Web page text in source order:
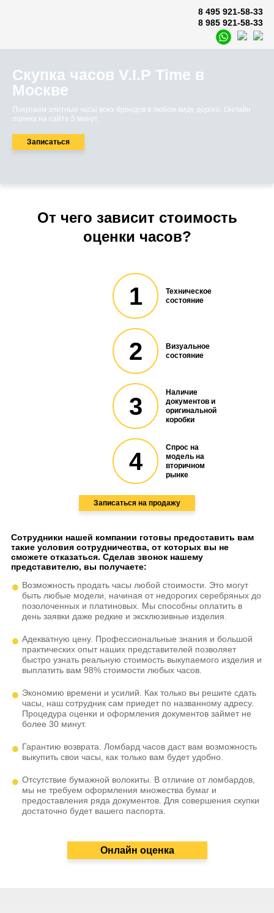
8 495 921-58-33
8 985 921-58-33
Скупка часов V.I.P Time в
Москве
Покупаем элитные часы всех брендов в любом виде дорого. Онлайн
оценка на сайте 5 минут.
Записаться
От чего зависит стоимость
оценки часов?
1
Техническое
состояние
2
Визуальное
состояние
3
Наличие
документов и
оригинальной
коробки
4
Спрос на
модель на
вторичном
рынке
Записаться на продажу
Сотрудники нашей компании готовы предоставить вам
такие условия сотрудничества, от которых вы не
сможете отказаться. Сделав звонок нашему
представителю, вы получаете:
Возможность продать часы любой стоимости. Это могут
быть любые модели, начиная от недорогих серебряных до
позолоченных и платиновых. Мы способны оплатить в
день заявки даже редкие и эксклюзивные изделия.
Адекватную цену. Профессиональные знания и большой
практических опыт наших представителей позволяет
быстро узнать реальную стоимость выкупаемого изделия и
выплатить вам 98% стоимости любых часов.
Экономию времени и усилий. Как только вы решите сдать
часы, наш сотрудник сам приедет по названному адресу.
Процедура оценки и оформления документов займет не
более 30 минут.
Гарантию возврата. Ломбард часов даст вам возможность
выкупить свои часы, как только вам будет удобно.
Отсутствие бумажной волокиты. В отличие от ломбардов,
мы не требуем оформления множества бумаг и
предоставления ряда документов. Для совершения скупки
достаточно будет вашего паспорта.
Онлайн оценка